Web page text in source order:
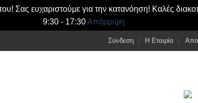
Σας ευχαριστούμε για την κατανόηση! Καλές
9:30 - 17:30Απόρριψη
Σύνδεση Η Εταιρία